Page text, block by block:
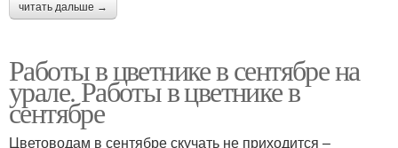
читать дальше →
Работы в цветнике в сентябре на
урале. Работы в цветнике в
сентябре
Цветоводам в сентябре скучать не приходится –